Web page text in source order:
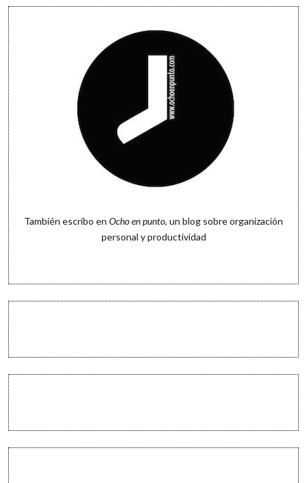
También escribo en Ocho en punto, un blog sobre organización
personal y productividad